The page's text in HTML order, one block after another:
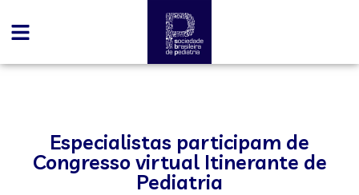
Especialistas participam de
Congresso virtual Itinerante de
Pediatria